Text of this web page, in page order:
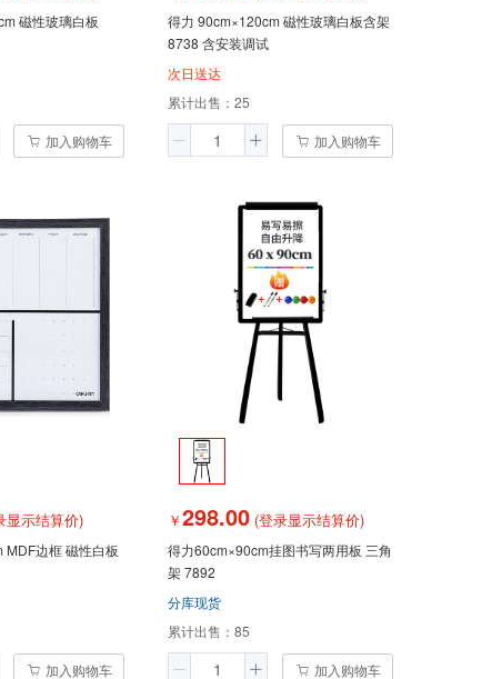
磁性玻璃白板
加入购物车
得力 90cm×120cm 磁性玻璃白板含架
8738 含安装调试
次日送达
累计出售： 25
加入购物车
显示结算价)
MDF边框 磁性白板
加入购物车
￥298.00 (登录显示结算价)
得力60cm×90cm挂图书写两用板 三角
架 7892
分库现货
累计出售： 85
加入购物车